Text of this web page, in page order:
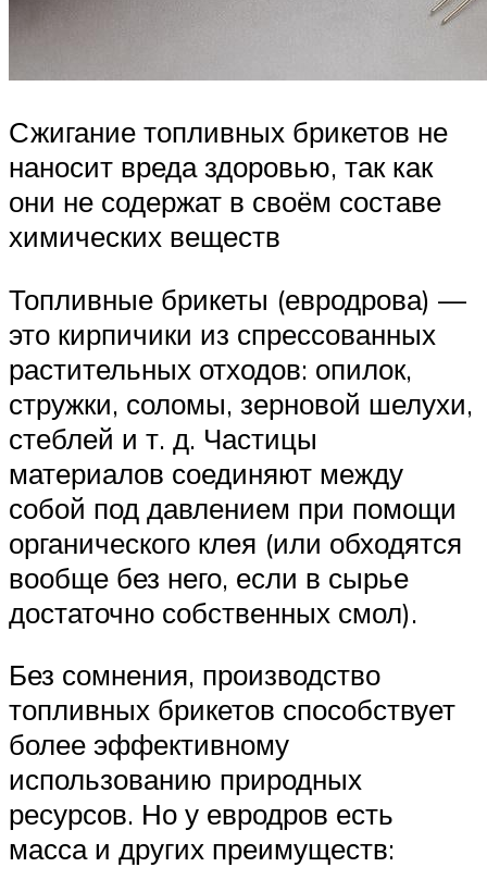
Сжигание топливных брикетов не
наносит вреда здоровью, так как
они не содержат в своём составе
химических веществ
Топливные брикеты (евродрова) —
это кирпичики из спрессованных
растительных отходов: опилок,
стружки, соломы, зерновой шелухи,
стеблей и т. д. Частицы
материалов соединяют между
собой под давлением при помощи
органического клея (или обходятся
вообще без него, если в сырье
достаточно собственных смол).
Без сомнения, производство
топливных брикетов способствует
более эффективному
использованию природных
ресурсов. Но у евродров есть
масса и других преимуществ: